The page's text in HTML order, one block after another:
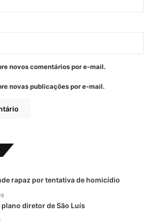
da Instituição de
com a respectiva
em Cartório (modelos
de inscrição no CNPJ,
Reconhecimento ou
junto ao Ministério da
Estadual de Educação
Municipal de Educação,
sempre a validade do
caso de não cumprimento
novos comentários por e-mail.
novas publicações por e-mail.
rapaz por tentativa de homicídio
diretor de São Luís